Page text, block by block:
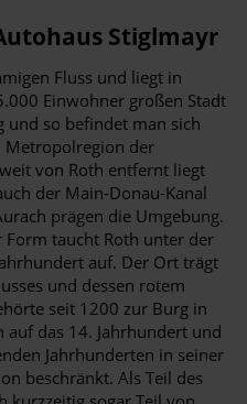
Stiglmayr
Fluss und liegt in
Einwohner großen Stadt
und so befindet man sich
Metropolregion der
von Roth entfernt liegt
der Main-Donau-Kanal
prägen die Umgebung.
taucht Roth unter der
auf. Der Ort trägt
und dessen rotem
seit 1200 zur Burg in
das 14. Jahrhundert und
Jahrhunderten in seiner
beschränkt. Als Teil des